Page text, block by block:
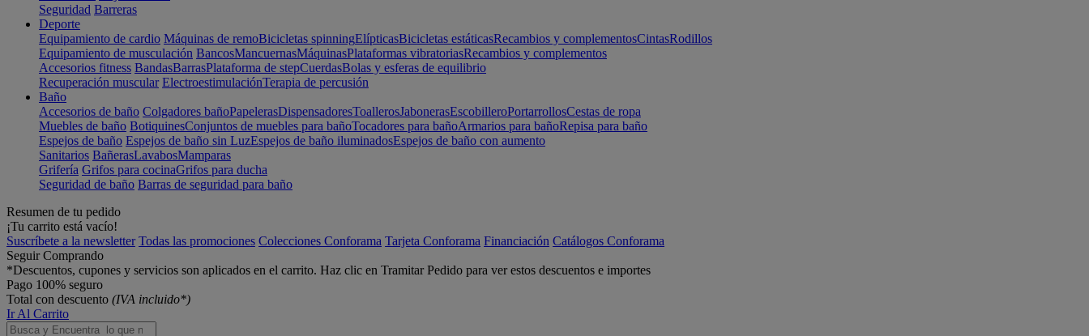
Seguridad Barreras
Deporte
Equipamiento de cardio Máquinas de remoBicicletas spinningElípticasBicicletas estáticasRecambios y complementosCintasRodillos
Equipamiento de musculación BancosMancuernasMáquinasPlataformas vibratoriasRecambios y complementos
Accesorios fitness BandasBarrasPlataforma de stepCuerdasBolas y esferas de equilibrio
Recuperación muscular ElectroestimulaciónTerapia de percusión
Baño
Accesorios de baño Colgadores bañoPapelerasDispensadoresToallerosJabonerasEscobilleroPortarrollosCestas de ropa
Muebles de baño BotiquinesConjuntos de muebles para bañoTocadores para bañoArmarios para bañoRepisa para baño
Espejos de baño Espejos de baño sin LuzEspejos de baño iluminadosEspejos de baño con aumento
Sanitarios BañerasLavabosMamparas
Grifería Grifos para cocinaGrifos para ducha
Seguridad de baño Barras de seguridad para baño
Resumen de tu pedido
¡Tu carrito está vacío!
Suscríbete a la newsletter Todas las promociones Colecciones Conforama Tarjeta Conforama Financiación Catálogos Conforama
Seguir Comprando
*Descuentos, cupones y servicios son aplicados en el carrito. Haz clic en Tramitar Pedido para ver estos descuentos e importes
Pago 100% seguro
Total con descuento (IVA incluido*)
Ir Al Carrito